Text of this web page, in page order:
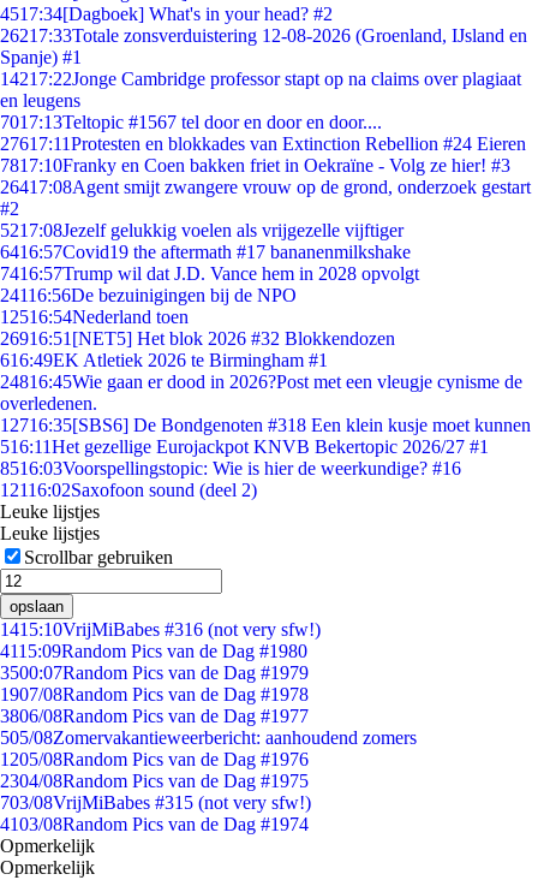
4517:34[Dagboek] What's in your head? #2
26217:33Totale zonsverduistering 12-08-2026 (Groenland, IJsland en
Spanje) #1
14217:22Jonge Cambridge professor stapt op na claims over plagiaat
en leugens
7017:13Teltopic #1567 tel door en door en door....
27617:11Protesten en blokkades van Extinction Rebellion #24 Eieren
7817:10Franky en Coen bakken friet in Oekraïne - Volg ze hier! #3
26417:08Agent smijt zwangere vrouw op de grond, onderzoek gestart
#2
5217:08Jezelf gelukkig voelen als vrijgezelle vijftiger
6416:57Covid19 the aftermath #17 bananenmilkshake
7416:57Trump wil dat J.D. Vance hem in 2028 opvolgt
24116:56De bezuinigingen bij de NPO
12516:54Nederland toen
26916:51 [NET5] Het blok 2026 #32 Blokkendozen
616:49EK Atletiek 2026 te Birmingham #1
24816:45Wie gaan er dood in 2026?Post met een vleugje cynisme de
overledenen.
12716:35[SBS6] De Bondgenoten #318 Een klein kusje moet kunnen
516:11Het gezellige Eurojackpot KNVB Bekertopic 2026/27 #1
8516:03Voorspellingstopic: Wie is hier de weerkundige? #16
12116:02Saxofoon sound (deel 2)
Leuke lijstjes
Leuke lijstjes
Scrollbar gebruiken
opslaan
1415:10VrijMiBabes #316 (not very sfw!)
4115:09Random Pics van de Dag #1980
3500:07Random Pics van de Dag #1979
1907/08Random Pics van de Dag #1978
3806/08Random Pics van de Dag #1977
505/08Zomervakantieweerbericht: aanhoudend zomers
1205/08Random Pics van de Dag #1976
2304/08Random Pics van de Dag #1975
703/08VrijMiBabes #315 (not very sfw!)
4103/08Random Pics van de Dag #1974
Opmerkelijk
Opmerkelijk